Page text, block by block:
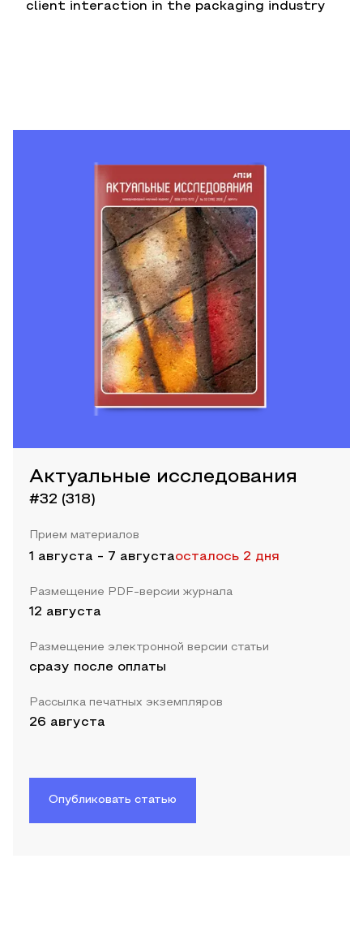
client interaction in the packaging industry
Актуальные исследования
#32 (318)
Прием материалов
1 августа - 7 августаосталось 2 дня
Размещение PDF-версии журнала
12 августа
Размещение электронной версии статьи
сразу после оплаты
Рассылка печатных экземпляров
26 августа
Опубликовать статью